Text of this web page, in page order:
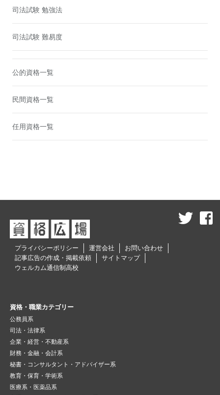
司法試験 勉強法
司法試験 難易度
公的資格一覧
民間資格一覧
任用資格一覧
プライバシーポリシー 運営会社
お問い合わせ
記事広告の作成・掲載依頼
サイトマップ
ウェルカム通信制高校
資格・職業カテゴリー
公務員系
司法・法律系
企業・経営・不動産系
財務・金融・会計系
秘書・コンサルタント・アドバイザー系
教育・保育・学術系
医療系・医薬品系